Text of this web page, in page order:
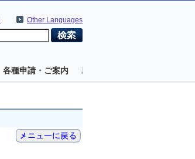
Other Languages
各種申請・ご案内